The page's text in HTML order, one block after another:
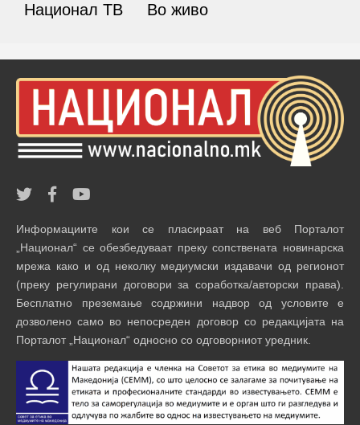
Национал ТВ Во живо
Информациите кои се пласираат на веб Порталот
„Национал“ се обезбедуваат преку сопствената новинарска
мрежа како и од неколку медиумски издавачи од регионот
(преку регулирани договори за соработка/авторски права).
Бесплатно преземање содржини надвор од условите е
дозволено само во непосреден договор со редакцијата на
Порталот „Национал“ односно со одговорниот уредник.